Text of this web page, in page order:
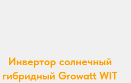
Инвертор солнечный
гибридный Growatt WIT